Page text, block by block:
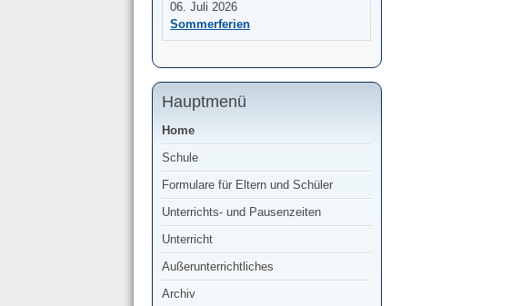
06. Juli 2026
Sommerferien
Hauptmenü
Home
Schule
Formulare für Eltern und Schüler
Unterrichts- und Pausenzeiten
Unterricht
Außerunterrichtliches
Archiv